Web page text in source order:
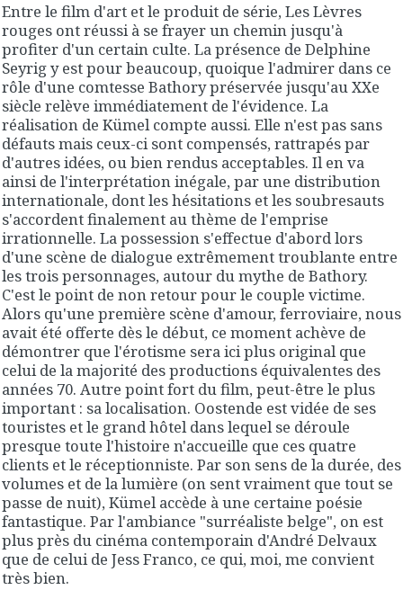
Entre le film d'art et le produit de série, Les Lèvres
rouges ont réussi à se frayer un chemin jusqu'à
profiter d'un certain culte. La présence de Delphine
Seyrig y est pour beaucoup, quoique l'admirer dans ce
rôle d'une comtesse Bathory préservée jusqu'au XXe
siècle relève immédiatement de l'évidence. La
réalisation de Kümel compte aussi. Elle n'est pas sans
défauts mais ceux-ci sont compensés, rattrapés par
d'autres idées, ou bien rendus acceptables. Il en va
ainsi de l'interprétation inégale, par une distribution
internationale, dont les hésitations et les soubresauts
s'accordent finalement au thème de l'emprise
irrationnelle. La possession s'effectue d'abord lors
d'une scène de dialogue extrêmement troublante entre
les trois personnages, autour du mythe de Bathory.
C'est le point de non retour pour le couple victime.
Alors qu'une première scène d'amour, ferroviaire, nous
avait été offerte dès le début, ce moment achève de
démontrer que l'érotisme sera ici plus original que
celui de la majorité des productions équivalentes des
années 70. Autre point fort du film, peut-être le plus
important : sa localisation. Oostende est vidée de ses
touristes et le grand hôtel dans lequel se déroule
presque toute l'histoire n'accueille que ces quatre
clients et le réceptionniste. Par son sens de la durée, des
volumes et de la lumière (on sent vraiment que tout se
passe de nuit), Kümel accède à une certaine poésie
fantastique. Par l'ambiance "surréaliste belge", on est
plus près du cinéma contemporain d'André Delvaux
que de celui de Jess Franco, ce qui, moi, me convient
très bien.